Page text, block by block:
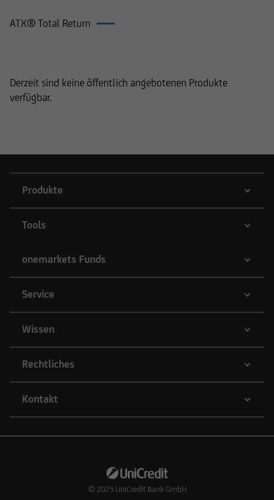
ATX® Total Return
Derzeit sind keine öffentlich angebotenen Produkte
verfügbar.
Produkte
Tools
onemarkets Funds
Service
Wissen
Rechtliches
Kontakt
© 2025 UniCredit Bank GmbH